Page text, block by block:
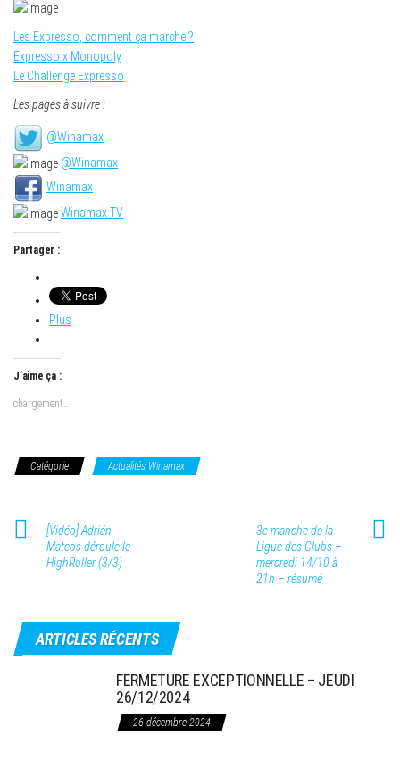
Les Expresso, comment ça marche ?
Expresso x Monopoly
Le Challenge Expresso
Les pages à suivre :
@Winamax
@Winamax
Winamax
Winamax TV
Partager :
Plus
J’aime ça :
chargement…
Catégorie Actualités Winamax
[Vidéo] Adrián
Mateos déroule le
HighRoller (3/3)
3e manche de la
Ligue des Clubs –
mercredi 14/10 à
21h – résumé
ARTICLES RÉCENTS
FERMETURE EXCEPTIONNELLE – JEUDI
26/12/2024
26 décembre 2024